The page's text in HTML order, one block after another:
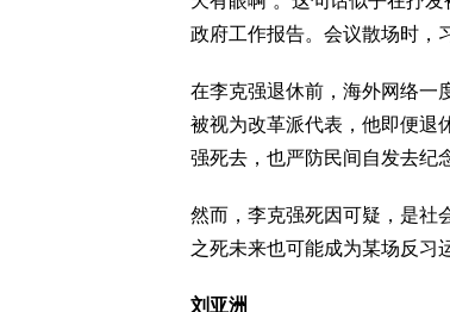
政府工作报告。会议散场时，
在李克强退休前，海外网络一
被视为改革派代表，他即便退
强死去，也严防民间自发去纪
然而，李克强死因可疑，是社
之死未来也可能成为某场反习
刘亚洲